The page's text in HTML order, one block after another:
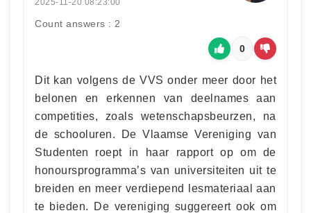
2025-11-20 08:23:00
Count answers : 2
0
Dit kan volgens de VVS onder meer door het
belonen en erkennen van deelnames aan
competities, zoals wetenschapsbeurzen, na
de schooluren. De Vlaamse Vereniging van
Studenten roept in haar rapport op om de
honoursprogramma’s van universiteiten uit te
breiden en meer verdiepend lesmateriaal aan
te bieden. De vereniging suggereert ook om